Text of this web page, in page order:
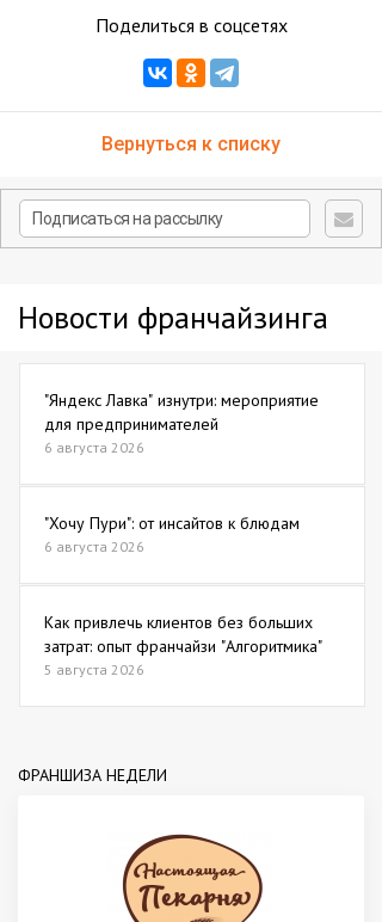
Поделиться в соцсетях
Вернуться к списку
Новости франчайзинга
"Яндекс Лавка" изнутри: мероприятие
для предпринимателей
6 августа 2026
"Хочу Пури": от инсайтов к блюдам
6 августа 2026
Как привлечь клиентов без больших
затрат: опыт франчайзи "Алгоритмика"
5 августа 2026
ФРАНШИЗА НЕДЕЛИ